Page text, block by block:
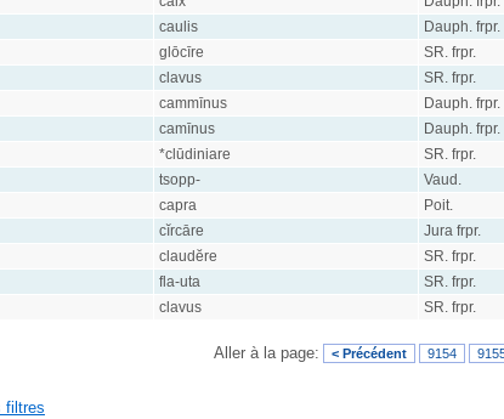
caulis Dauph. frpr.
glōcīre SR. frpr.
clavus SR. frpr.
cammīnus Dauph. frpr.
camīnus Dauph. frpr.
*clūdiniare SR. frpr.
tsopp- Vaud.
capra Poit.
cĭrcāre Jura frpr.
claudĕre SR. frpr.
fla-uta SR. frpr.
clavus SR. frpr.
Aller à la page: < Précédent 9154
filtres